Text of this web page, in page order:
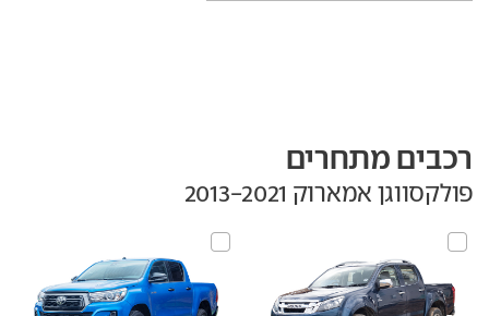
רכבים מתחרים
פולקסווגן אמארוק‏ 2013-2021